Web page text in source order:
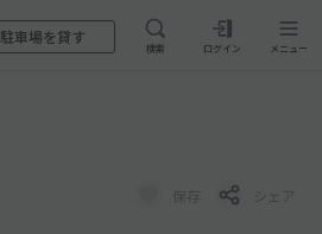
駐車場を貸す
検索 ログイン メニュー
保存 シェア